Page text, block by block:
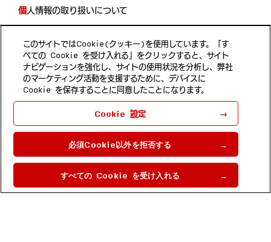
個人情報の取り扱いについて
開示等の手続き
当サイトのご利用について
Follow us
ホンダ・リサーチ・インスティチュート・ジャパン 埼玉県和
光市本町8-1
Copyright © 2022 by Honda Research
Institute Japan Co., Ltd.
このサイトではCookie(クッキー)を使用しています。「す
べての Cookie を受け入れる」をクリックすると、サイト
ナビゲーションを強化し、サイトの使用状況を分析し、弊社
のマーケティング活動を支援するために、デバイスに
Cookie を保存することに同意したことになります。
Cookie 設定
必須Cookie以外を拒否する
すべての Cookie を受け入れる